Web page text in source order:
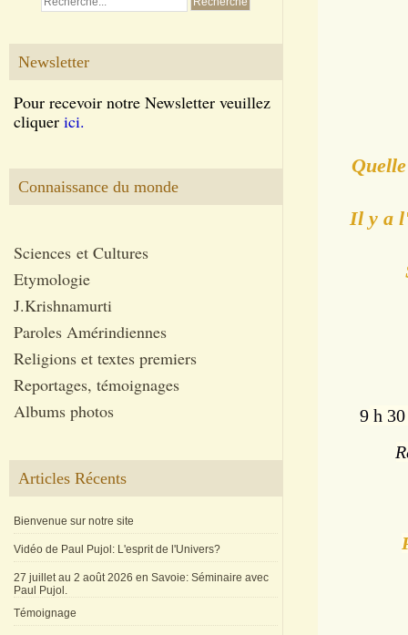
Newsletter
Pour recevoir notre Newsletter veuillez
cliquer ici.
Connaissance du monde
Sciences et Cultures
Etymologie
J.Krishnamurti
Paroles Amérindiennes
Religions et textes premiers
Reportages, témoignages
Albums photos
Articles Récents
Bienvenue sur notre site
Vidéo de Paul Pujol: L'esprit de l'Univers?
27 juillet au 2 août 2026 en Savoie: Séminaire avec
Paul Pujol.
Témoignage
Il y a
9 h